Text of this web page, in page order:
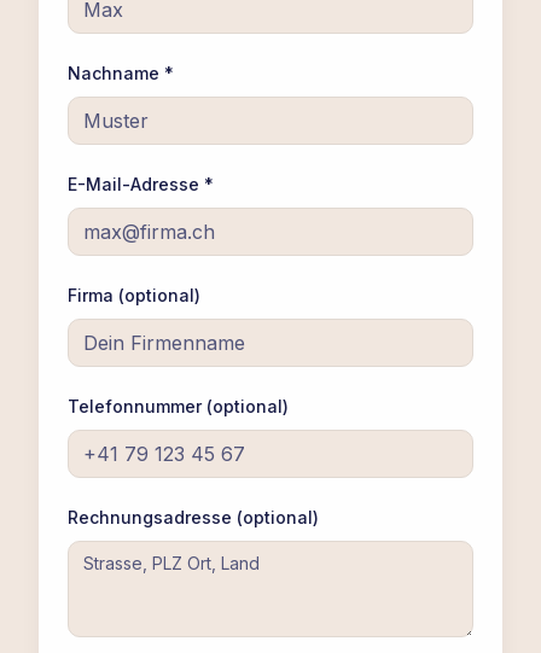
Nachname *
E-Mail-Adresse *
Firma (optional)
Telefonnummer (optional)
Rechnungsadresse (optional)